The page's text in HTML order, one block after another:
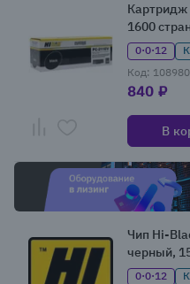
Картридж
1600
0·0·12
Код:
840 ₽
В
Чип Hi-
черный,
0·0·12